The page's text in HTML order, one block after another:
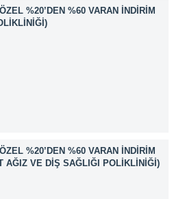
%20’DEN %60 VARAN İNDIRIM
%20’DEN %60 VARAN İNDIRIM
AĞIZ VE DIŞ SAĞLIĞI POLIKLINIĞI)